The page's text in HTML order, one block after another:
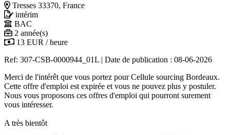
Tresses 33370, France
intérim
BAC
2 année(s)
13 EUR / heure
Ref: 307-CSB-0000944_01L | Date de publication : 08-06-2026
Merci de l'intérêt que vous portez pour Cellule sourcing Bordeaux.
Cette offre d'emploi est expirée et vous ne pouvez plus y postuler.
Nous vous proposons ces offres d'emploi qui pourront surement
vous intéresser.
A très bientôt